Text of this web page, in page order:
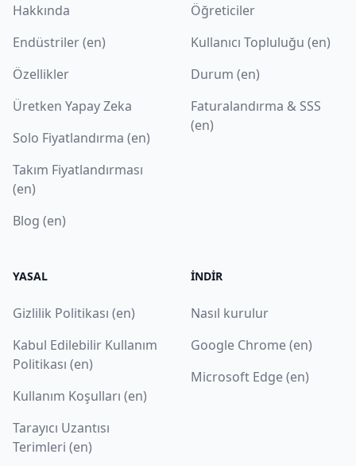
Hakkında
Endüstriler (en)
Özellikler
Üretken Yapay Zeka
Solo Fiyatlandırma (en)
Takım Fiyatlandırması
(en)
Blog (en)
Öğreticiler
Kullanıcı Topluluğu (en)
Durum (en)
Faturalandırma & SSS
(en)
YASAL
Gizlilik Politikası (en)
Kabul Edilebilir Kullanım
Politikası (en)
Kullanım Koşulları (en)
Tarayıcı Uzantısı
Terimleri (en)
İNDIR
Nasıl kurulur
Google Chrome (en)
Microsoft Edge (en)